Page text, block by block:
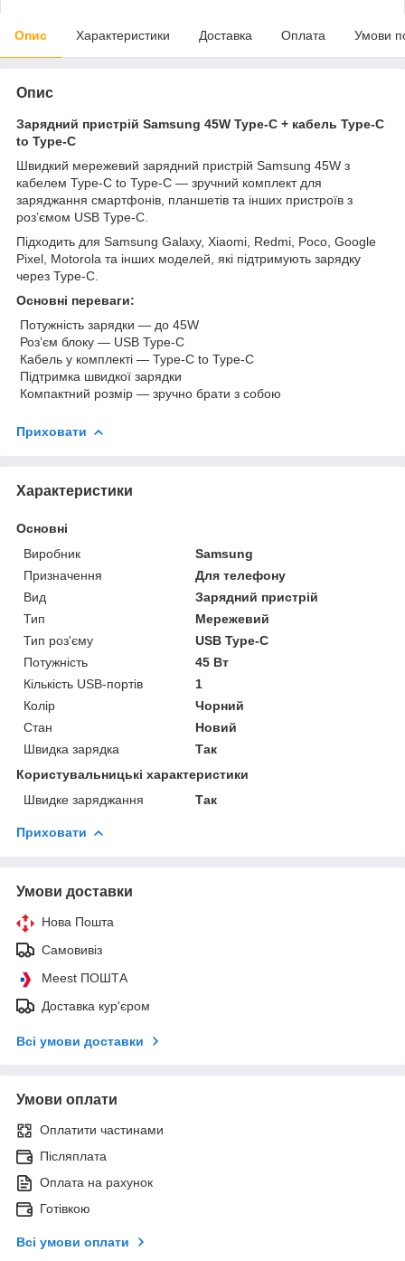
Опис Характеристики Доставка Оплата Умови
Опис
Зарядний пристрій Samsung 45W Type-C + кабель Type-C
to Type-C
Швидкий мережевий зарядний пристрій Samsung 45W з
кабелем Type-C to Type-C — зручний комплект для
заряджання смартфонів, планшетів та інших пристроїв з
роз’ємом USB Type-C.
Підходить для Samsung Galaxy, Xiaomi, Redmi, Poco, Google
Pixel, Motorola та інших моделей, які підтримують зарядку
через Type-C.
Основні переваги:
Потужність зарядки — до 45W
Роз’єм блоку — USB Type-C
Кабель у комплекті — Type-C to Type-C
Підтримка швидкої зарядки
Компактний розмір — зручно брати з собою
Приховати
Характеристики
Основні
Виробник
Samsung
Призначення
Для телефону
Вид
Зарядний пристрій
Тип
Мережевий
Тип роз'єму
USB Type-C
Потужність
45 Вт
Кількість USB-портів
1
Колір
Чорний
Стан
Новий
Швидка зарядка
Так
Користувальницькі характеристики
Швидке заряджання
Так
Приховати
Умови доставки
Нова Пошта
Самовивіз
Meest ПОШТА
Доставка кур'єром
Всі умови доставки
Умови оплати
Оплатити частинами
Післяплата
Оплата на рахунок
Готівкою
Всі умови оплати